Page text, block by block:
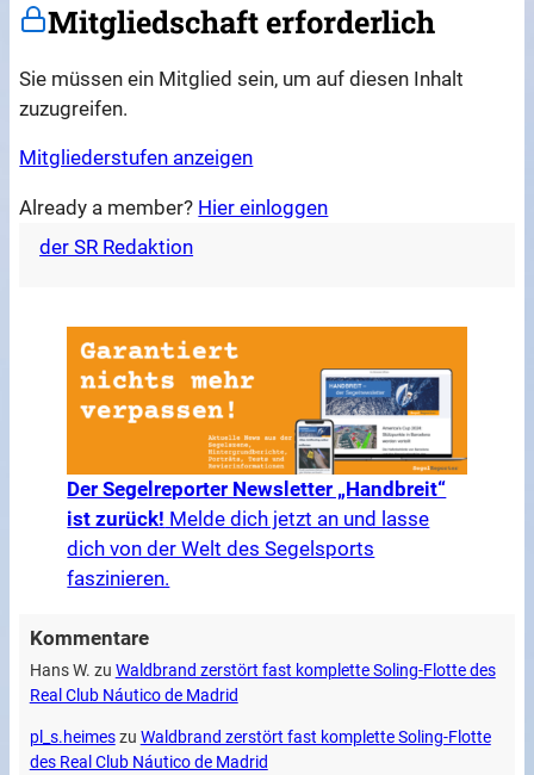
Mitgliedschaft erforderlich
Sie müssen ein Mitglied sein, um auf diesen Inhalt
zuzugreifen.
Mitgliederstufen anzeigen
Already a member? Hier einloggen
der SR Redaktion
Der Segelreporter Newsletter „Handbreit“
ist zurück! Melde dich jetzt an und lasse
dich von der Welt des Segelsports
faszinieren.
Kommentare
Hans W. zu Waldbrand zerstört fast komplette Soling-Flotte des
Real Club Náutico de Madrid
pl_s.heimeszu Waldbrand zerstört fast komplette Soling-Flotte
des Real Club Náutico de Madrid